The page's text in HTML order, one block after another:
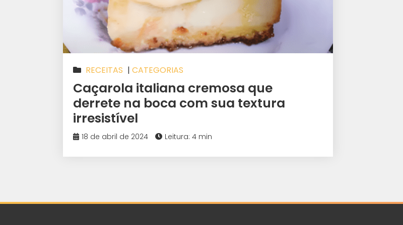
RECEITAS |CATEGORIAS
Caçarola italiana cremosa que
derrete na boca com sua textura
irresistível
18 de abril de 2024 Leitura: 4 min